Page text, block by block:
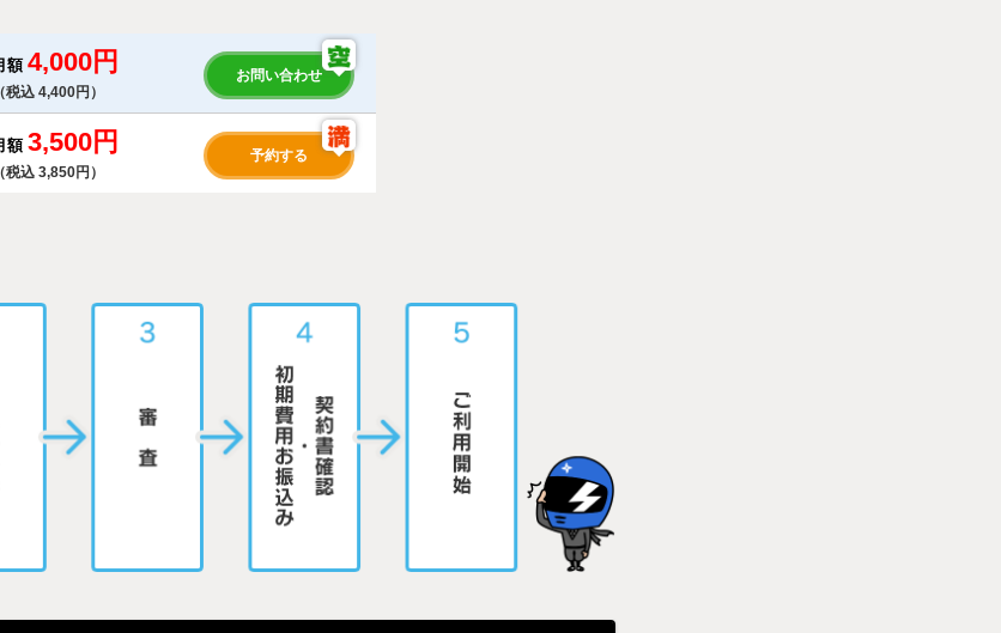
額 4,000円
（税込 4,400円）
お問い合わせ
額 3,500円
（税込 3,850円）
予約する